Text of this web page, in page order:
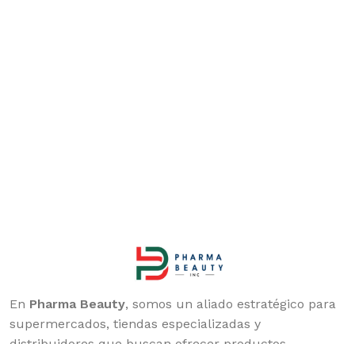
En Pharma Beauty, somos un aliado estratégico para
supermercados, tiendas especializadas y